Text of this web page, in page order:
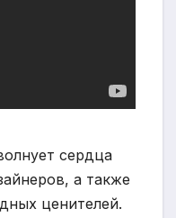
сердца
а также
ценителей.